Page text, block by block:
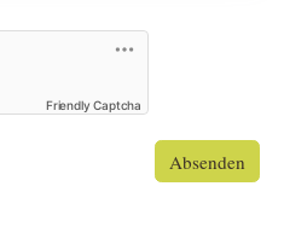
Friendly Captcha
Absenden